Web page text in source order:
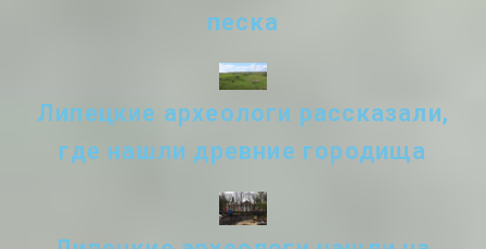
песка
Липецкие археологи рассказали,
где нашли древние городища